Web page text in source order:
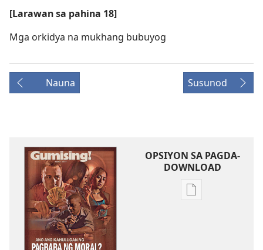
[Larawan sa pahina 18]
Mga orkidya na mukhang bubuyog
Nauna Susunod
OPSIYON SA PAGDA-
DOWNLOAD
Opsiyon